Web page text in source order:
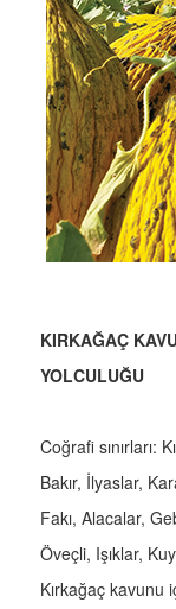
KIRKAĞAÇ
YOLCULUĞU
Coğrafi sınırları:
Bakır, İlyaslar,
Fakı, Alacalar,
Öveçli, Işıklar,
Kırkağaç kavunu